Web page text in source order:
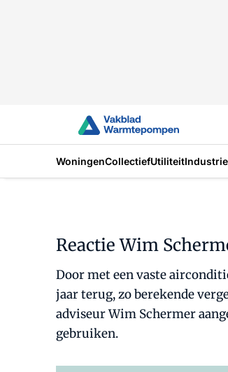
WoningenCollectiefUtiliteitIndustrie
Reactie Wim
Door met een vaste
jaar terug, zo berekende
adviseur Wim Schermer
gebruiken.